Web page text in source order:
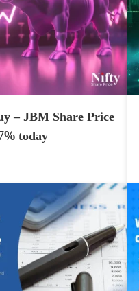
– JBM Share Price
today